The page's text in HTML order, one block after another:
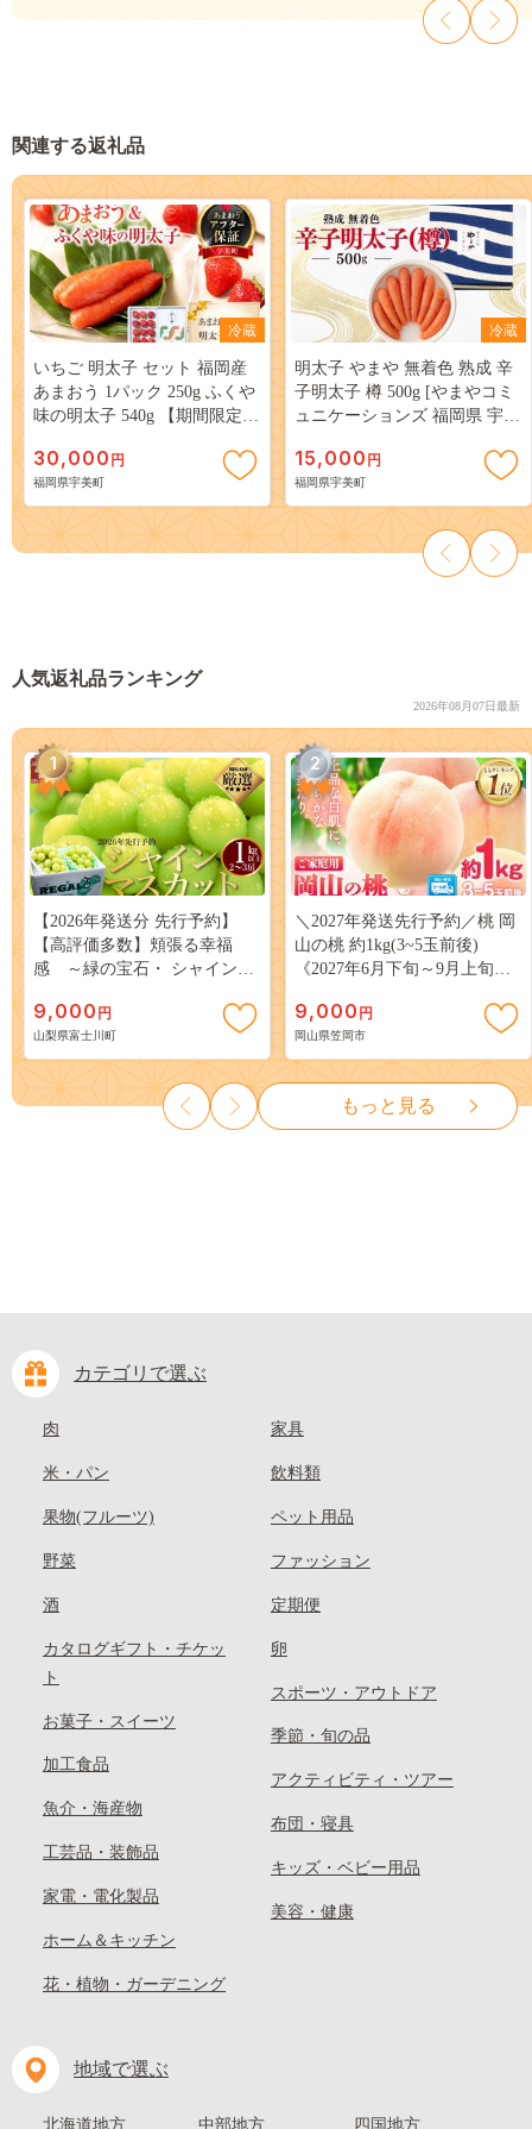
関連する返礼品
冷蔵
いちご 明太子 セット 福岡産
あまおう 1パック 250g ふくや
味の明太子 540g 【期間限定発
美町 um40azo970038] あまおう
詰め合わせ 先行予約 イチゴ
苺 フルーツ 果物 果実 甘い あ
まい 1パック ふくや 辛子明太
子 めんたいこ
30,000 円
福岡県宇美町
冷蔵
明太子 やまや 無着色 熟成 辛
子明太子 樽 500g [やまやコミ
ュニケーションズ 福岡県 宇美
たいこ 博多 福岡
15,000 円
福岡県宇美町
人気返礼品ランキング
2026年08月07日最新
1
【2026年発送分 先行予約】
【高評価多数】頬張る幸福
感 ～緑の宝石・ シャインマ
３房） フルーツ 山梨県産 果
物 くだもの シャイン マスカ
ット ぶどう ブドウ 葡萄 大粒
種なし 先行予約 富士川町
10000円 一万円 9000円 九千円
9,000 円
山梨県富士川町
2
＼2027年発送先行予約／桃 岡
山の桃 約1kg(3~5玉前後)
《2027年6月下旬～9月上旬頃
岡山 はくとう スイーツ フル
ーツ 果物 デザート 旬 モモ も
も 先行予約 送料無料 果物 岡
山県 笠岡市 清水白桃 白鳳 白
麗 クール便---
kasaoka_zsy_419_100---
9,000 円
岡山県笠岡市
もっと見る
カテゴリで選ぶ
肉
米・パン
果物(フルーツ)
野菜
酒
カタログギフト・チケッ
ト
お菓子・スイーツ
加工食品
魚介・海産物
工芸品・装飾品
家電・電化製品
ホーム＆キッチン
花・植物・ガーデニング
家具
飲料類
ペット用品
ファッション
定期便
卵
スポーツ・アウトドア
季節・旬の品
アクティビティ・ツアー
布団・寝具
キッズ・ベビー用品
美容・健康
地域で選ぶ
北海道地方 中部地方 四国地方